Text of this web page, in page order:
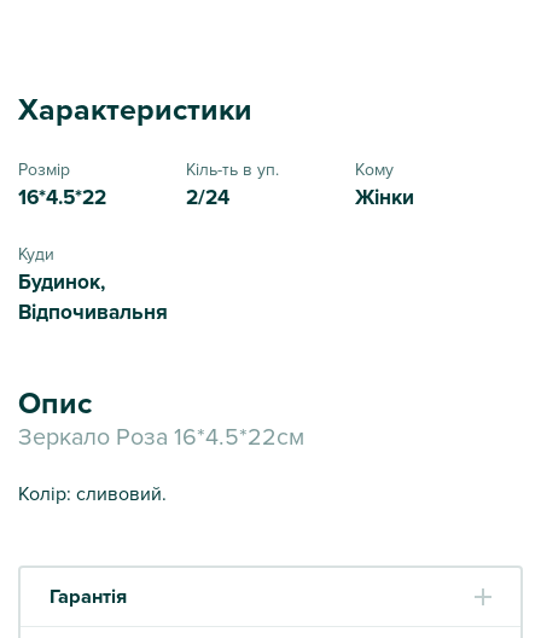
Характеристики
Розмір
16*4.5*22
Кіль-ть в уп.
2/24
Кому
Жінки
Куди
Будинок,
Відпочивальня
Опис
Зеркало Роза 16*4.5*22см
Колір: сливовий.
Гарантія